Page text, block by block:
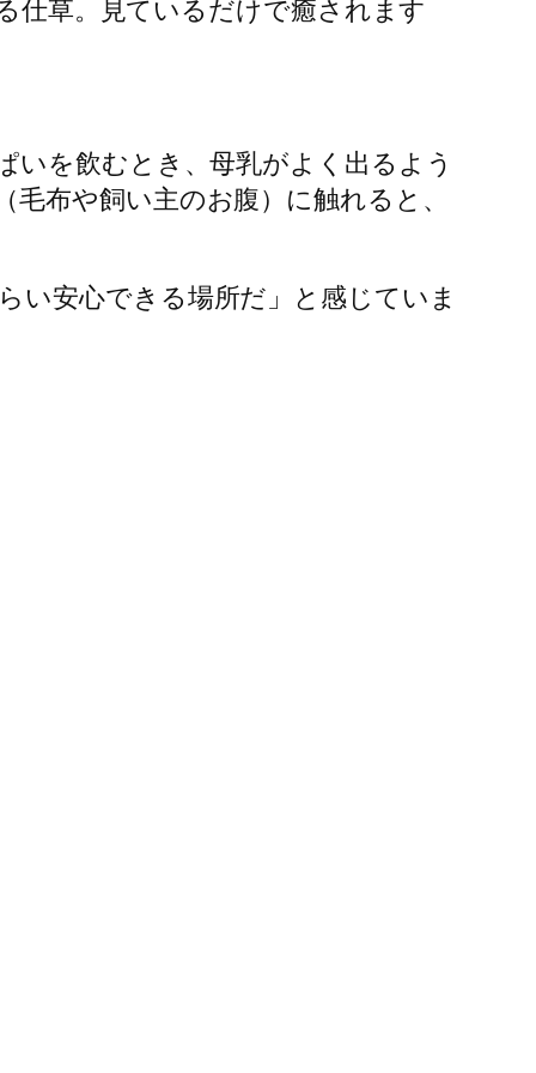
仕草。見ているだけで癒されます
いを飲むとき、母乳がよく出るよう
布や飼い主のお腹）に触れると、
い安心できる場所だ」と感じていま